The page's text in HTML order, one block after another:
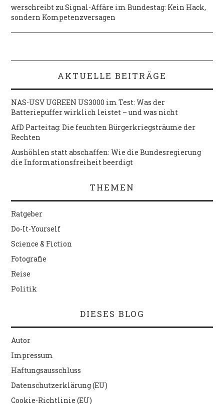
werschreibt zuSignal-Affäre im Bundestag: Kein Hack,
sondern Kompetenzversagen
AKTUELLE BEITRÄGE
NAS-USV UGREEN US3000 im Test: Was der
Batteriepuffer wirklich leistet – und was nicht
AfD Parteitag: Die feuchten Bürgerkriegsträume der
Rechten
Aushöhlen statt abschaffen: Wie die Bundesregierung
die Informationsfreiheit beerdigt
THEMEN
Ratgeber
Do-It-Yourself
Science & Fiction
Fotografie
Reise
Politik
DIESES BLOG
Autor
Impressum
Haftungsausschluss
Datenschutzerklärung (EU)
Cookie-Richtlinie (EU)